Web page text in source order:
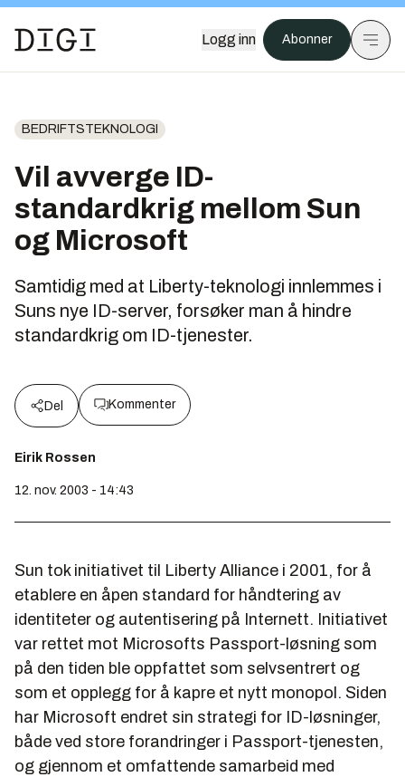
Logg inn Abonner
BEDRIFTSTEKNOLOGI
Vil avverge ID-
standardkrig mellom Sun
og Microsoft
Samtidig med at Liberty-teknologi innlemmes i
Suns nye ID-server, forsøker man å hindre
standardkrig om ID-tjenester.
Del Kommenter
Eirik Rossen
12. nov. 2003 - 14:43
Sun tok initiativet til Liberty Alliance i 2001, for å
etablere en åpen standard for håndtering av
identiteter og autentisering på Internett. Initiativet
var rettet mot Microsofts Passport-løsning som
på den tiden ble oppfattet som selvsentrert og
som et opplegg for å kapre et nytt monopol. Siden
har Microsoft endret sin strategi for ID-løsninger,
både ved store forandringer i Passport-tjenesten,
og gjennom et omfattende samarbeid med